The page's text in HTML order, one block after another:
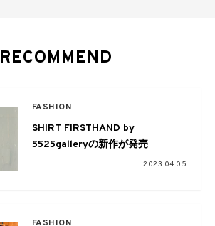
RECOMMEND
FASHION
SHIRT FIRSTHAND by
5525galleryの新作が発売
2023.04.05
FASHION